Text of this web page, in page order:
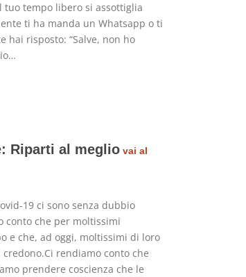
tempo libero si assottiglia
ti ha manda un Whatsapp o ti
hai risposto: “Salve, non ho
Riparti al megliovai al
19 ci sono senza dubbio
conto che per moltissimi
e che, ad oggi, moltissimi di loro
rendiamo conto che
prendere coscienza che le